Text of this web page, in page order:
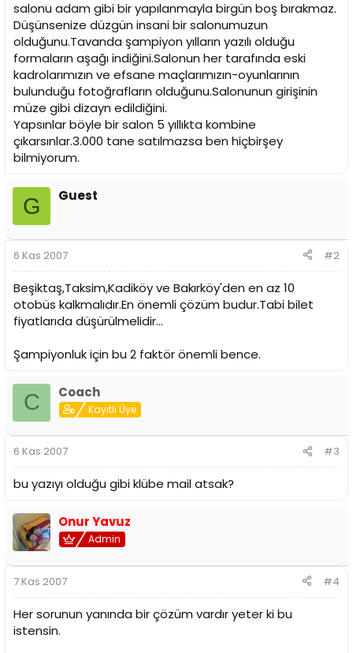
salonu adam gibi bir yapılanmayla birgün boş bırakmaz.
Düşünsenize düzgün insani bir salonumuzun
olduğunu.Tavanda şampiyon yılların yazılı olduğu
formaların aşağı indiğini.Salonun her tarafında eski
kadrolarımızın ve efsane maçlarımızın-oyunlarının
bulunduğu fotoğrafların olduğunu.Salonunun girişinin
müze gibi dizayn edildiğini.
Yapsınlar böyle bir salon 5 yıllıkta kombine
çıkarsınlar.3.000 tane satılmazsa ben hiçbirşey
bilmiyorum.
G Guest
6 Kas 2007 #2
Beşiktaş,Taksim,Kadiköy ve Bakırköy'den en az 10
otobüs kalkmalıdır.En önemli çözüm budur.Tabi bilet
fiyatlarıda düşürülmelidir...
Şampiyonluk için bu 2 faktör önemli bence.
C Coach
Kayıtlı Üye
6 Kas 2007 #3
bu yazıyı olduğu gibi klübe mail atsak?
Onur Yavuz
Admin
7 Kas 2007 #4
Her sorunun yanında bir çözüm vardır yeter ki bu
istensin.